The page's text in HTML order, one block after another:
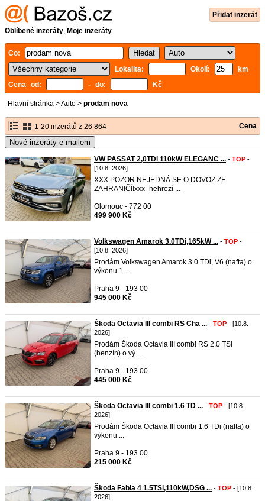
Přidat inzerát
Oblíbené inzeráty, Moje inzeráty
Co:
Lokalita:
Okolí:
km
Cena od:
- do: Kč
Hlavní stránka >Auto > prodam nova
1-20 inzerátů z 26 864 Cena
Nové inzeráty e-mailem
VW PASSAT 2,0TDi 110kW ELEGANC ... - TOP -
[10.8. 2026]
XXX POZOR NEJEDNÁ SE O DOVOZ ZE
ZAHRANIČÍ!xxx- nehrozí ...
Olomouc - 772 00
499 900 Kč
Volkswagen Amarok 3.0TDi,165kW ... - TOP -
[10.8. 2026]
Prodám Volkswagen Amarok 3.0 TDi, V6 (nafta) o
výkonu 1 ...
Praha 9 - 193 00
945 000 Kč
Škoda Octavia III combi RS Cha ... - TOP - [10.8.
2026]
Prodám Škoda Octavia III combi RS 2.0 TSi
(benzín) o vý ...
Praha 9 - 193 00
445 000 Kč
Škoda Octavia III combi 1.6 TD ... - TOP - [10.8.
2026]
Prodám Škoda Octavia III combi 1.6 TDi (nafta) o
výkonu ...
Praha 9 - 193 00
215 000 Kč
Škoda Fabia 4 1.5TSi,110kW,DSG ... - TOP - [10.8.
2026]